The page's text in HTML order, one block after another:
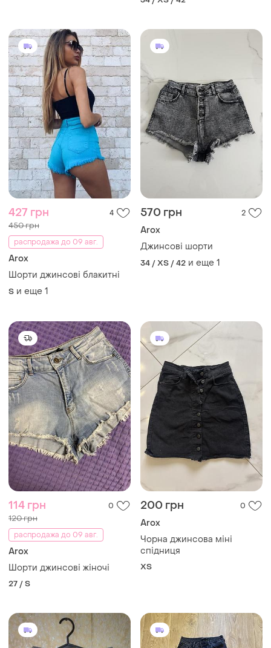
427 грн 4
450 грн
распродажа до 09 авг.
Arox
Шорти джинсові блакитні
S и еще 1
570 грн 2
Arox
Джинсові шорти
34 / XS / 42 и еще 1
114 грн 0
120 грн
распродажа до 09 авг.
Arox
Шорти джинсові жіночі
27 / S
200 грн 0
Arox
Чорна джинсова міні
спідниця
ХS